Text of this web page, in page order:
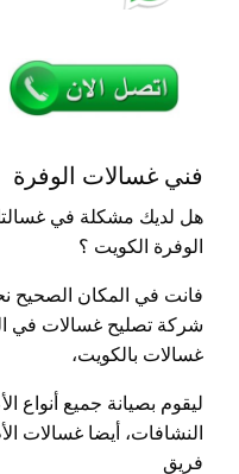
فني غسالات الوفرة
هل لديك مشكلة في
الوفرة الكويت ؟
فانت في المكان
شركة تصليح غسالات في
غسالات بالكويت،
ليقوم بصيانة جميع أنواع
النشافات، أيضا غسالات
فريق